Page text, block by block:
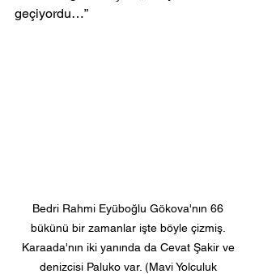
geçiyordu…”
Bedri Rahmi Eyüboğlu Gökova'nın 66
bükünü bir zamanlar işte böyle çizmiş.
Karaada'nın iki yanında da Cevat Şakir ve
denizcisi Paluko var. (Mavi Yolculuk